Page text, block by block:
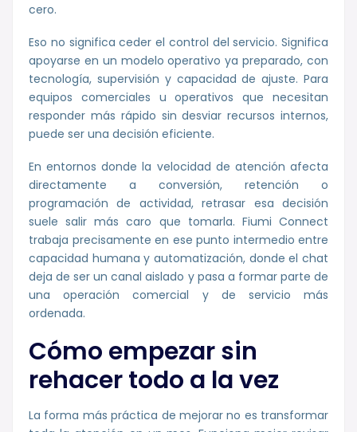
cero.
Eso no significa ceder el control del servicio. Significa
apoyarse en un modelo operativo ya preparado, con
tecnología, supervisión y capacidad de ajuste. Para
equipos comerciales u operativos que necesitan
responder más rápido sin desviar recursos internos,
puede ser una decisión eficiente.
En entornos donde la velocidad de atención afecta
directamente a conversión, retención o
programación de actividad, retrasar esa decisión
suele salir más caro que tomarla. Fiumi Connect
trabaja precisamente en ese punto intermedio entre
capacidad humana y automatización, donde el chat
deja de ser un canal aislado y pasa a formar parte de
una operación comercial y de servicio más
ordenada.
Cómo empezar sin
rehacer todo a la vez
La forma más práctica de mejorar no es transformar